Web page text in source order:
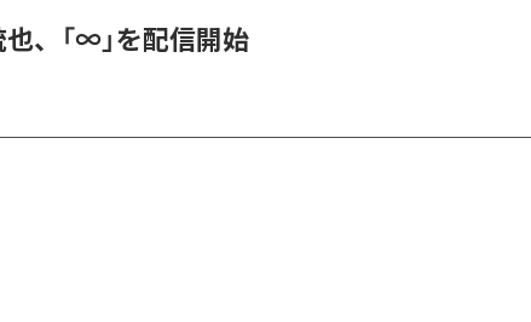
、「∞」を配信開始